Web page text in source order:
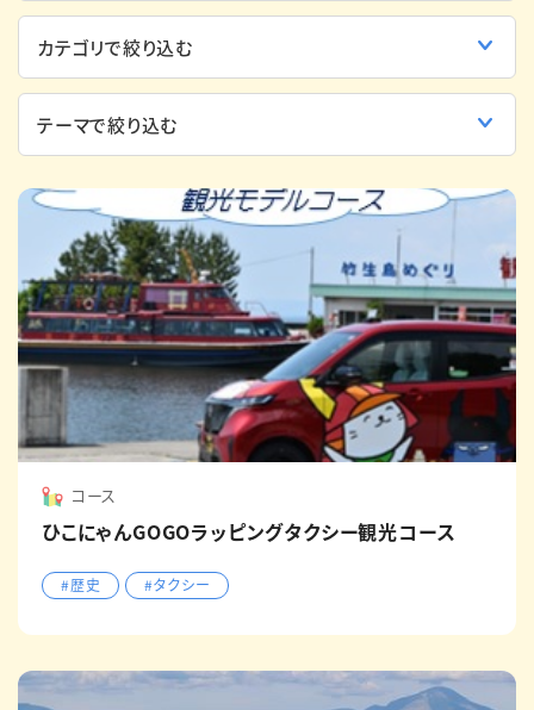
English 簡体中文 繁体中文 한국어
コース
ひこにゃんGOGOラッピングタクシー観光コース
#歴史 #タクシー